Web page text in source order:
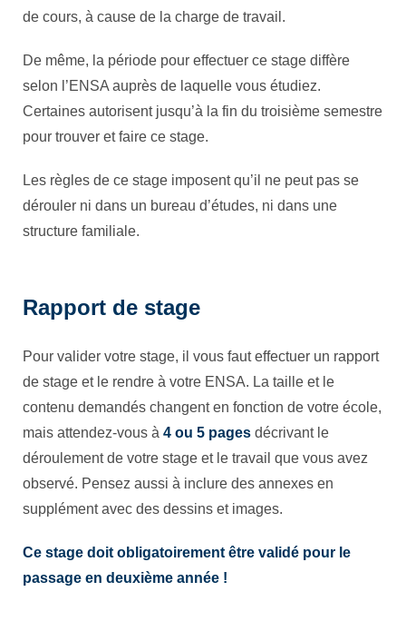
de cours, à cause de la charge de travail.
De même, la période pour effectuer ce stage diffère
selon l’ENSA auprès de laquelle vous étudiez.
Certaines autorisent jusqu’à la fin du troisième semestre
pour trouver et faire ce stage.
Les règles de ce stage imposent qu’il ne peut pas se
dérouler ni dans un bureau d’études, ni dans une
structure familiale.
Rapport de stage
Pour valider votre stage, il vous faut effectuer un rapport
de stage et le rendre à votre ENSA. La taille et le
contenu demandés changent en fonction de votre école,
mais attendez-vous à 4 ou 5 pages décrivant le
déroulement de votre stage et le travail que vous avez
observé. Pensez aussi à inclure des annexes en
supplément avec des dessins et images.
Ce stage doit obligatoirement être validé pour le
passage en deuxième année !